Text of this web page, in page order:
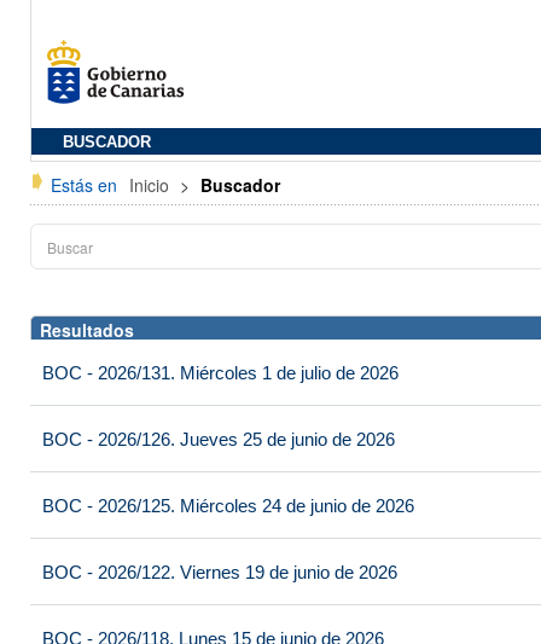
BUSCADOR
Estás en Inicio > Buscador
Resultados
BOC - 2026/131. Miércoles 1 de julio de 2026
BOC - 2026/126. Jueves 25 de junio de 2026
BOC - 2026/125. Miércoles 24 de junio de 2026
BOC - 2026/122. Viernes 19 de junio de 2026
BOC - 2026/118. Lunes 15 de junio de 2026